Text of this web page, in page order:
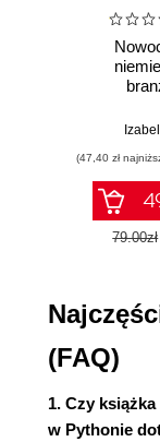
Instrukcje i
Listy
Struktury
Pętle
except
Funkcje
Moduły
(47,40 zł
79.00zł
(FAQ)
1. Czy
w Pythonie